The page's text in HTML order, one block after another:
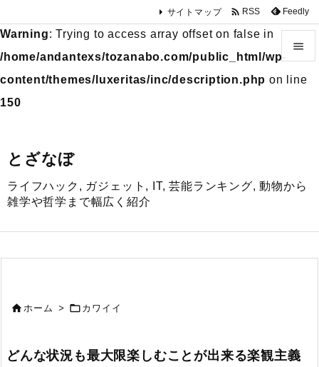
Warning: Trying to access array offset on false in
/home/andantexs/tozanabo.com/public_html/wp-
content/themes/luxeritas/inc/description.php on line
150
とざなぼ
ライフハック, ガジェット, IT, 芸能ランキング, 動物から
雑学や哲学まで幅広く紹介


前へ
サイトマップ  RSS Feedly
ホーム >  カワイイ
どんな状況も最大限楽しむことが出来る楽観主義